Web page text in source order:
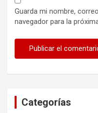
Guarda mi nombre,
navegador para la
Categorías